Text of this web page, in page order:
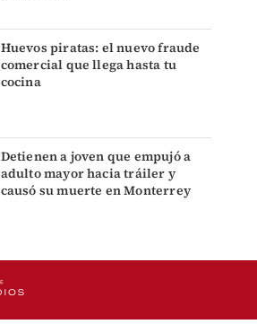
Huevos piratas: el nuevo fraude
comercial que llega hasta tu
cocina
Detienen a joven que empujó a
adulto mayor hacia tráiler y
causó su muerte en Monterrey